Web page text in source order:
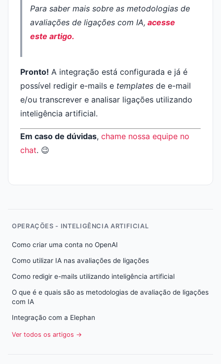
Para saber mais sobre as metodologias de
avaliações de ligações com IA, acesse
este artigo.
Pronto! A integração está configurada e já é
possível redigir e-mails e templates de e-mail
e/ou transcrever e analisar ligações utilizando
inteligência artificial.
Em caso de dúvidas, chame nossa equipe no
chat. 😉
OPERAÇÕES - INTELIGÊNCIA ARTIFICIAL
Como criar uma conta no OpenAI
Como utilizar IA nas avaliações de ligações
Como redigir e-mails utilizando inteligência artificial
O que é e quais são as metodologias de avaliação de ligações
com IA
Integração com a Elephan
Ver todos os artigos →